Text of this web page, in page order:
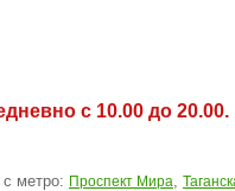
с 10.00 до 20.00.
метро: Проспект Мира